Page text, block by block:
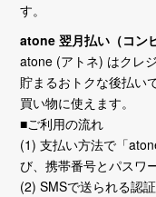
す。
atone 翌月払い（コン
atone (アトネ) はクレ
貯まるおトクな後払い
買い物に使えます。
■ご利用の流れ
(1) 支払い方法で「
び、携帯番号とパスワ
(2) SMSで送られる認